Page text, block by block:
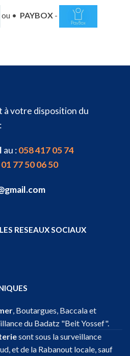
ou • PAYBOX -
votre disposition du
au :058 417 05 74
01 77 50 06 50
RESEAUX SOCIAUX
, Boutargues, Baccala et
du Badatz "Beit Yossef".
sont sous la surveillance
et de la Rabanout locale, sauf